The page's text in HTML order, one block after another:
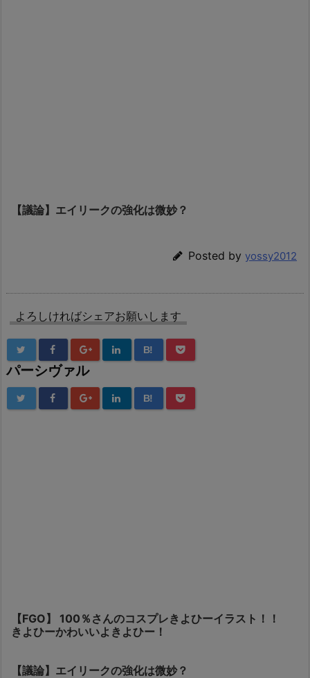
【議論】エイリークの強化は微妙？
Posted by yossy2012
よろしければシェアお願いします
B!
パーシヴァル
B!
【FGO】 100％さんのコスプレきよひーイラスト！！
きよひーかわいいよきよひー！
【議論】エイリークの強化は微妙？